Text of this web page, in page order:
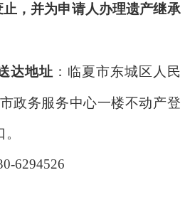
止，并为申请人办理遗产继承
达地址 ：临夏市东城区人民
政务服务中心一楼不动产登
6294526